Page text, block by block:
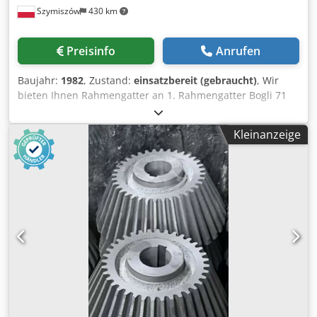
Szymiszów 430 km
Preisinfo Anrufen
Baujahr: 1982, Zustand: einsatzbereit (gebraucht), Wir
bieten Ihnen Rahmengatter an 1. Rahmengatter Bogli 71
mit Beschickungs- und Hilfswagen und
Verteilereinrichtung hinter dem Sägewerk Sägewerk TYP
Bogli Marathon 71 Rahmen 710 mm, hydraulisches
Sägewerk Hydraulische Verstellung der Sägen, Heben und
Senken der Walze 55 KW-Motor Wagen mit Hilfswagen,
Spurabstand 90 cm Verteilergerät hinter dem Sägewerk
Alles wie auf den Bildern nr 1, 2, 3, 4 Preis ist
verhandelbar 2. Gatter Linck E 28-28 Rahmenhub 600 mm
Alles wie auf den Bildern nr 5, 6, 7, 8 Preis ist
verhandelbar 3. Gatter Linck mit einem Ladewagen und
einer Verteilvorrichtung hinter dem Sägewerk. Trak Linck
71 – Rahmenbreite 710 mm Chedpfx Asn I Udxok Tea –
Vorschub 12 m/min – vollhydraulisch: hydraulisches
Verschieben der Sägen, Absenken und Anheben der Walze
Kleinanzeige